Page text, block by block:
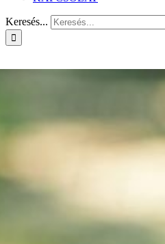
Keresés...